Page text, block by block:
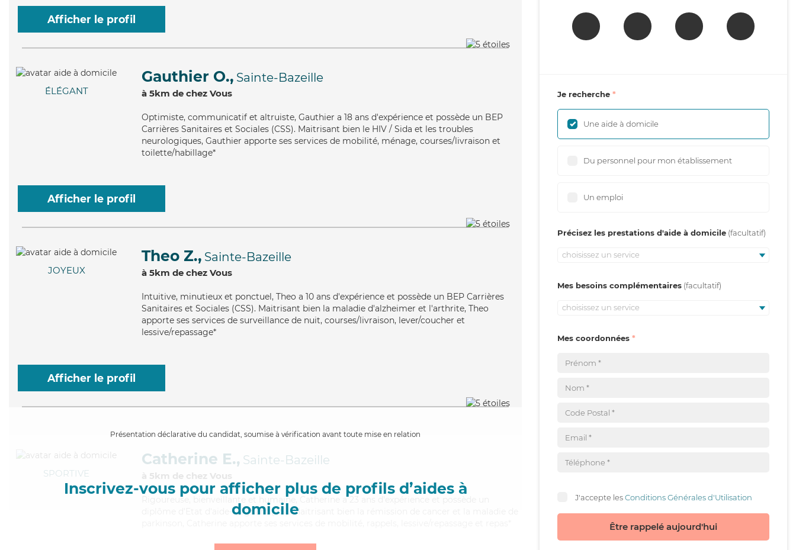
Afficher le profil
ÉLÉGANT
Gauthier O., Sainte-Bazeille
à 5km de chez Vous
Optimiste, communicatif et altruiste, Gauthier a 18 ans d'expérience et possède un BEP
Carrières Sanitaires et Sociales (CSS). Maitrisant bien le HIV / Sida et les troubles
neurologiques, Gauthier apporte ses services de mobilité, ménage, courses/livraison et
toilette/habillage*
Afficher le profil
JOYEUX
Theo Z., Sainte-Bazeille
à 5km de chez Vous
Intuitive, minutieux et ponctuel, Theo a 10 ans d'expérience et possède un BEP Carrières
Sanitaires et Sociales (CSS). Maitrisant bien la maladie d'alzheimer et l'arthrite, Theo
apporte ses services de surveillance de nuit, courses/livraison, lever/coucher et
lessive/repassage*
Afficher le profil
Présentation déclarative du candidat, soumise à vérification avant toute mise en relation
Inscrivez-vous pour afficher plus de profils d’aides à
domicile
SPORTIVE
Catherine E., Sainte-Bazeille
à 5km de chez Vous
Rigoureuse
, bienveillante et humaine, Catherine a 23 ans d'expérience et possède un
diplôme d'Etat d'aide-soignant (AS). Maitrisant bien la rémission de cancer et la maladie de
Je recherche
Une aide à domicile
Du personnel pour mon établissement
Un emploi
Précisez les prestations d'aide à domicile
choisissez un service
Mes besoins complémentaires
choisissez un service
Mes coordonnées
J'accepte lesConditions Générales d'Utilisation
Être rappelé aujourd'hui